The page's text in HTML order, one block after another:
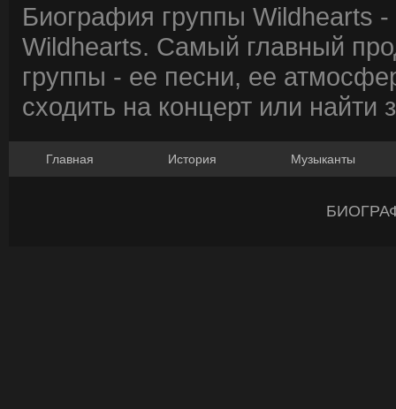
Биография группы Wildhearts
Wildhearts. Самый главный
группы - ее песни, ее
сходить на концерт или найти
Главная История Музыканты